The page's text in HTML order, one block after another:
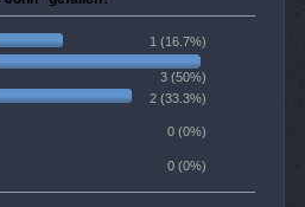
1 (16.7%)
3 (50%)
2 (33.3%)
0 (0%)
0 (0%)